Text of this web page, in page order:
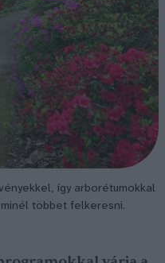
így arborétumokkal
többet felkeresni.